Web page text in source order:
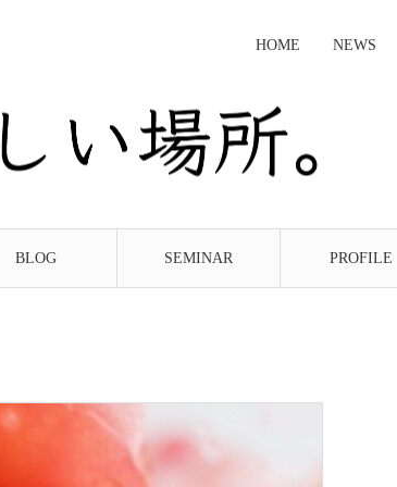
BLOG SEMINAR PROFILE
HOME NEWS